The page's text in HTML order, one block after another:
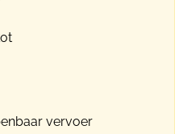
vervoer